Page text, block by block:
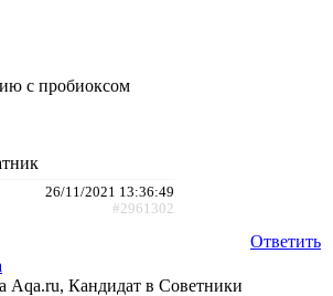
с пробиоксом
26/11/2021 13:36:49
#2961302
Ответить
Aqa.ru, Кандидат в Советники